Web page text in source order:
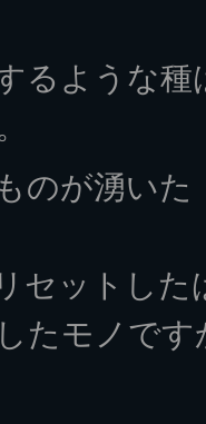
るような
のが湧い
セットし
たモノで